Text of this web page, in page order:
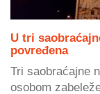
U tri
povređena
Tri saobraćajne
osobom